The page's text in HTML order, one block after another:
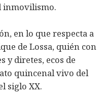
inmovilismo.
en lo que respecta a
de Lossa, quién con
y diretes, ecos de
quincenal vivo del
siglo XX.